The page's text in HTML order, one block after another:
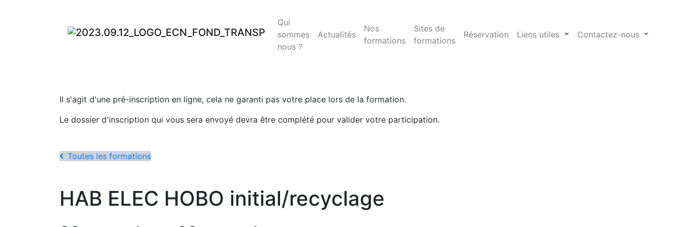
Qui
sommes
nous ?
Actualités
Nos
formations
Sites de
formations
Réservation Liens utiles Contactez-nous
Il s'agit d'une pré-inscription en ligne, cela ne garanti pas votre place lors de la formation.
Le dossier d'inscription qui vous sera envoyé devra être complété pour valider votre participation.
Toutes les formations
HAB ELEC HOBO initial/recyclage